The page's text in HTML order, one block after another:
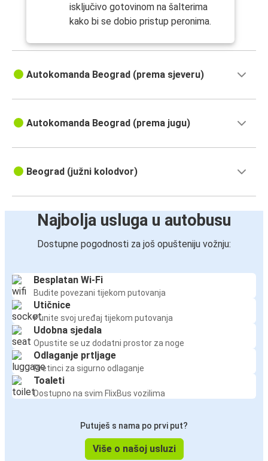
isključivo gotovinom na šalterima
kako bi se dobio pristup peronima.
Autokomanda Beograd (prema sjeveru)
Autokomanda Beograd (prema jugu)
Beograd (južni kolodvor)
Najbolja usluga u autobusu
Dostupne pogodnosti za još opušteniju vožnju:
Besplatan Wi-Fi
Budite povezani tijekom putovanja
Utičnice
Punite svoj uređaj tijekom putovanja
Udobna sjedala
Opustite se uz dodatni prostor za noge
Odlaganje prtljage
Pretinci za sigurno odlaganje
Toaleti
Dostupno na svim FlixBus vozilima
Putuješ s nama po prvi put?
Više o našoj usluzi